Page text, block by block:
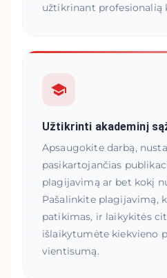
užtikrinant profesionalią
Užtikrinti akademinį
Apsaugokite darbą,
pasikartojančias
plagijavimą ar bet kokį
Pašalinkite plagijavimą,
patikimas, ir laikykitės
išlaikytumėte kiekvieno
vientisumą.